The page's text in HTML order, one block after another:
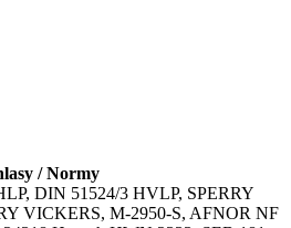
/ Normy
DIN 51524/3 HVLP, SPERRY
VICKERS, M-2950-S, AFNOR NF